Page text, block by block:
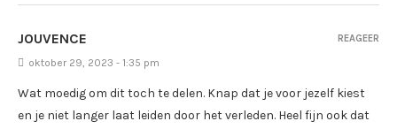
JOUVENCE
oktober 29, 2023 - 1:35 pm
Wat moedig om dit toch te delen. Knap dat je voor jezelf kiest
en je niet langer laat leiden door het verleden. Heel fijn ook dat
REAGEER